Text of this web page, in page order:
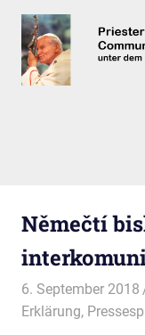
Zum
Inhalt
springen
Němečtí
6. September 2018
Erklärung,